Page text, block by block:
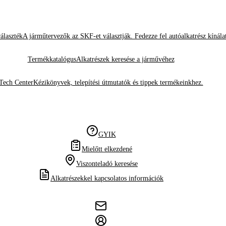
A járműtervezők az SKF-et választják. Fedezze fel autóalkatrész
TermékkatalógusAlkatrészek keresése a járművéhez
CenterKézikönyvek, telepítési útmutatók és tippek termékeinkhez.
GYIK
Mielőtt elkezdené
Viszonteladó keresése
Alkatrészekkel kapcsolatos információk